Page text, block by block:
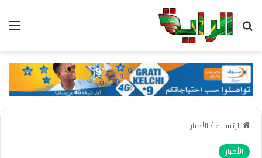
بحث عن
الرئيسية / الأخبار
الأخبار